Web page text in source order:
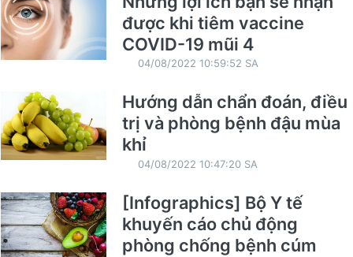
được khi tiêm vaccine
COVID-19 mũi 4
04/08/2022 10:59:52 SA
Hướng dẫn chẩn đoán, điều
trị và phòng bệnh đậu mùa
khỉ
04/08/2022 10:47:20 SA
[Infographics] Bộ Y tế
khuyến cáo chủ động
phòng chống bệnh cúm